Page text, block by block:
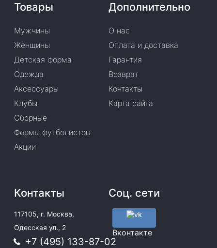
Товары
Мужчины
Женщины
Детская форма
Одежда
Аксессуары
Клубы
Сборные
Формы футболистов
Акции
Дополнительно
О нас
Оплата и доставка
Гарантия
Возврат
Контакты
Карта сайта
Контакты
117105, г. Москва,
Одесская ул., 2
+7 (495) 133-87-02
Соц. сети
Вконтакте